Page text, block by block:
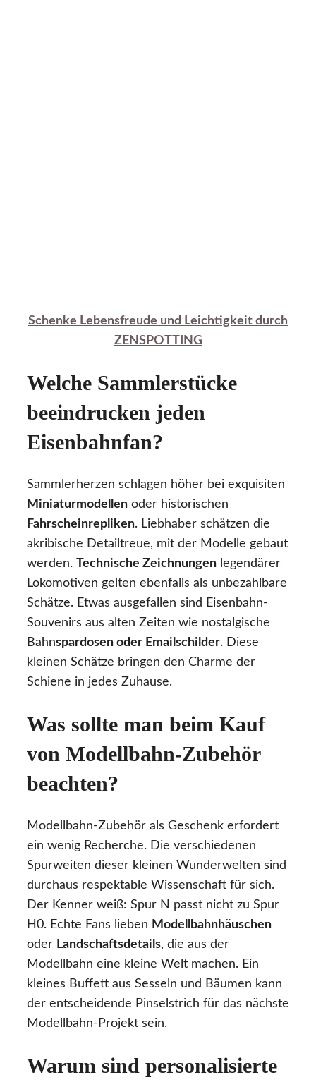
Schenke Lebensfreude und Leichtigkeit durch
ZENSPOTTING
Welche Sammlerstücke
beeindrucken jeden
Eisenbahnfan?
Sammlerherzen schlagen höher bei exquisiten
Miniaturmodellen oder historischen
Fahrscheinrepliken. Liebhaber schätzen die
akribische Detailtreue, mit der Modelle gebaut
werden. Technische Zeichnungen legendärer
Lokomotiven gelten ebenfalls als unbezahlbare
Schätze. Etwas ausgefallen sind Eisenbahn-
Souvenirs aus alten Zeiten wie nostalgische
Bahnspardosen oder Emailschilder. Diese
kleinen Schätze bringen den Charme der
Schiene in jedes Zuhause.
Was sollte man beim Kauf
von Modellbahn-Zubehör
beachten?
Modellbahn-Zubehör als Geschenk erfordert
ein wenig Recherche. Die verschiedenen
Spurweiten dieser kleinen Wunderwelten sind
durchaus respektable Wissenschaft für sich.
Der Kenner weiß: Spur N passt nicht zu Spur
H0. Echte Fans lieben Modellbahnhäuschen
oder Landschaftsdetails, die aus der
Modellbahn eine kleine Welt machen. Ein
kleines Buffett aus Sesseln und Bäumen kann
der entscheidende Pinselstrich für das nächste
Modellbahn-Projekt sein.
Warum sind personalisierte